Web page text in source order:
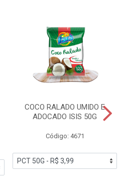
COCO RALADO UMIDO E
ADOCADO ISIS 50G
Código: 4671